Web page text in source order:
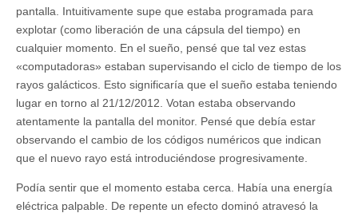
pantalla. Intuitivamente supe que estaba programada para
explotar (como liberación de una cápsula del tiempo) en
cualquier momento. En el sueño, pensé que tal vez estas
«computadoras» estaban supervisando el ciclo de tiempo de los
rayos galácticos. Esto significaría que el sueño estaba teniendo
lugar en torno al 21/12/2012. Votan estaba observando
atentamente la pantalla del monitor. Pensé que debía estar
observando el cambio de los códigos numéricos que indican
que el nuevo rayo está introduciéndose progresivamente.
Podía sentir que el momento estaba cerca. Había una energía
eléctrica palpable. De repente un efecto dominó atravesó la